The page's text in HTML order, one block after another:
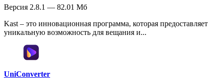
Версия 2.8.1 — 82.01 Мб
Kast – это инновационная программа, которая предоставляет
уникальную возможность для вещания и...
UniConverter